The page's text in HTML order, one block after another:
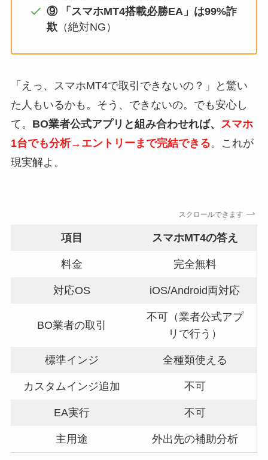
⑨ 「スマホMT4搭載必勝EA」は99%詐
欺 （絶対NG）
「えっ、スマホMT4で取引できないの？」と驚い
た人もいるかも。そう、できないの。でも安心し
て。 BO業者公式アプリと組み合わせれば、
スマホ
1台でも分析→エントリーまで完結できる。これが
現実解よ。
スクロールできます
項目 スマホMT4の答え
料金 完全無料
対応OS iOS/Android両対応
BO業者の取引
不可（業者公式アプ
リで行う）
標準インジ 全種類使える
カスタムインジ追加 不可
EA実行 不可
主用途 外出先の補助分析